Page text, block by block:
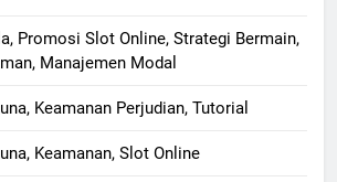
Promosi Slot Online, Strategi Bermain,
Manajemen Modal
Keamanan Perjudian, Tutorial
Keamanan, Slot Online